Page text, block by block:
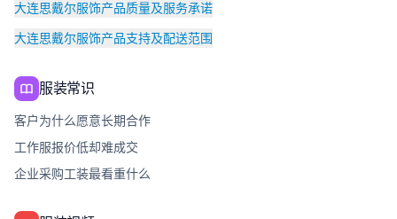
大连思戴尔服饰产品质量及服务承诺
大连思戴尔服饰产品支持及配送范围
服装常识
客户为什么愿意长期合作
工作服报价低却难成交
企业采购工装最看重什么